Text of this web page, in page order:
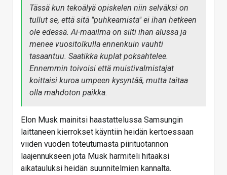
Tässä kun tekoälyä opiskelen niin selväksi on
tullut se, että sitä "puhkeamista" ei ihan hetkeen
ole edessä. Ai-maailma on silti ihan alussa ja
menee vuositolkulla ennenkuin vauhti
tasaantuu. Saatikka kuplat poksahtelee.
Ennemmin toivoisi että muistivalmistajat
koittaisi kuroa umpeen kysyntää, mutta taitaa
olla mahdoton paikka.
Elon Musk mainitsi haastattelussa Samsungin
laittaneen kierrokset käyntiin heidän kertoessaan
viiden vuoden toteutumasta piirituotannon
laajennukseen jota Musk harmiteli hitaaksi
aikatauluksi heidän suunnitelmien kannalta.